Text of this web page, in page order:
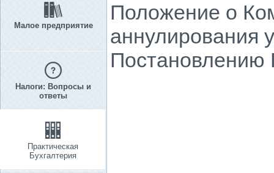
Малое предприятие
Налоги: Вопросы и
ответы
Практическая
Бухгалтерия
Положение о
аннулирования
Постановлению